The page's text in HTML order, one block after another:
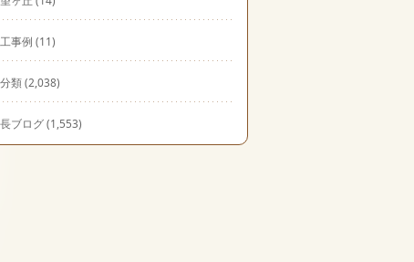
事例 (11)
類(2,038)
ブログ(1,553)